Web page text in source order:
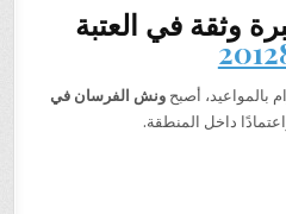
وثقة في العتبة
بالمواعيد، أصبحونش الفرسان في
داخل المنطقة.